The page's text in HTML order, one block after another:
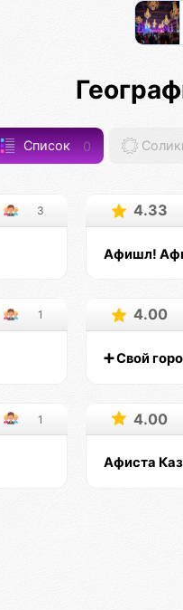
Список 0
3 4.33
Афишл!
1 4.00
➕ Свой
1 4.00
Афиста